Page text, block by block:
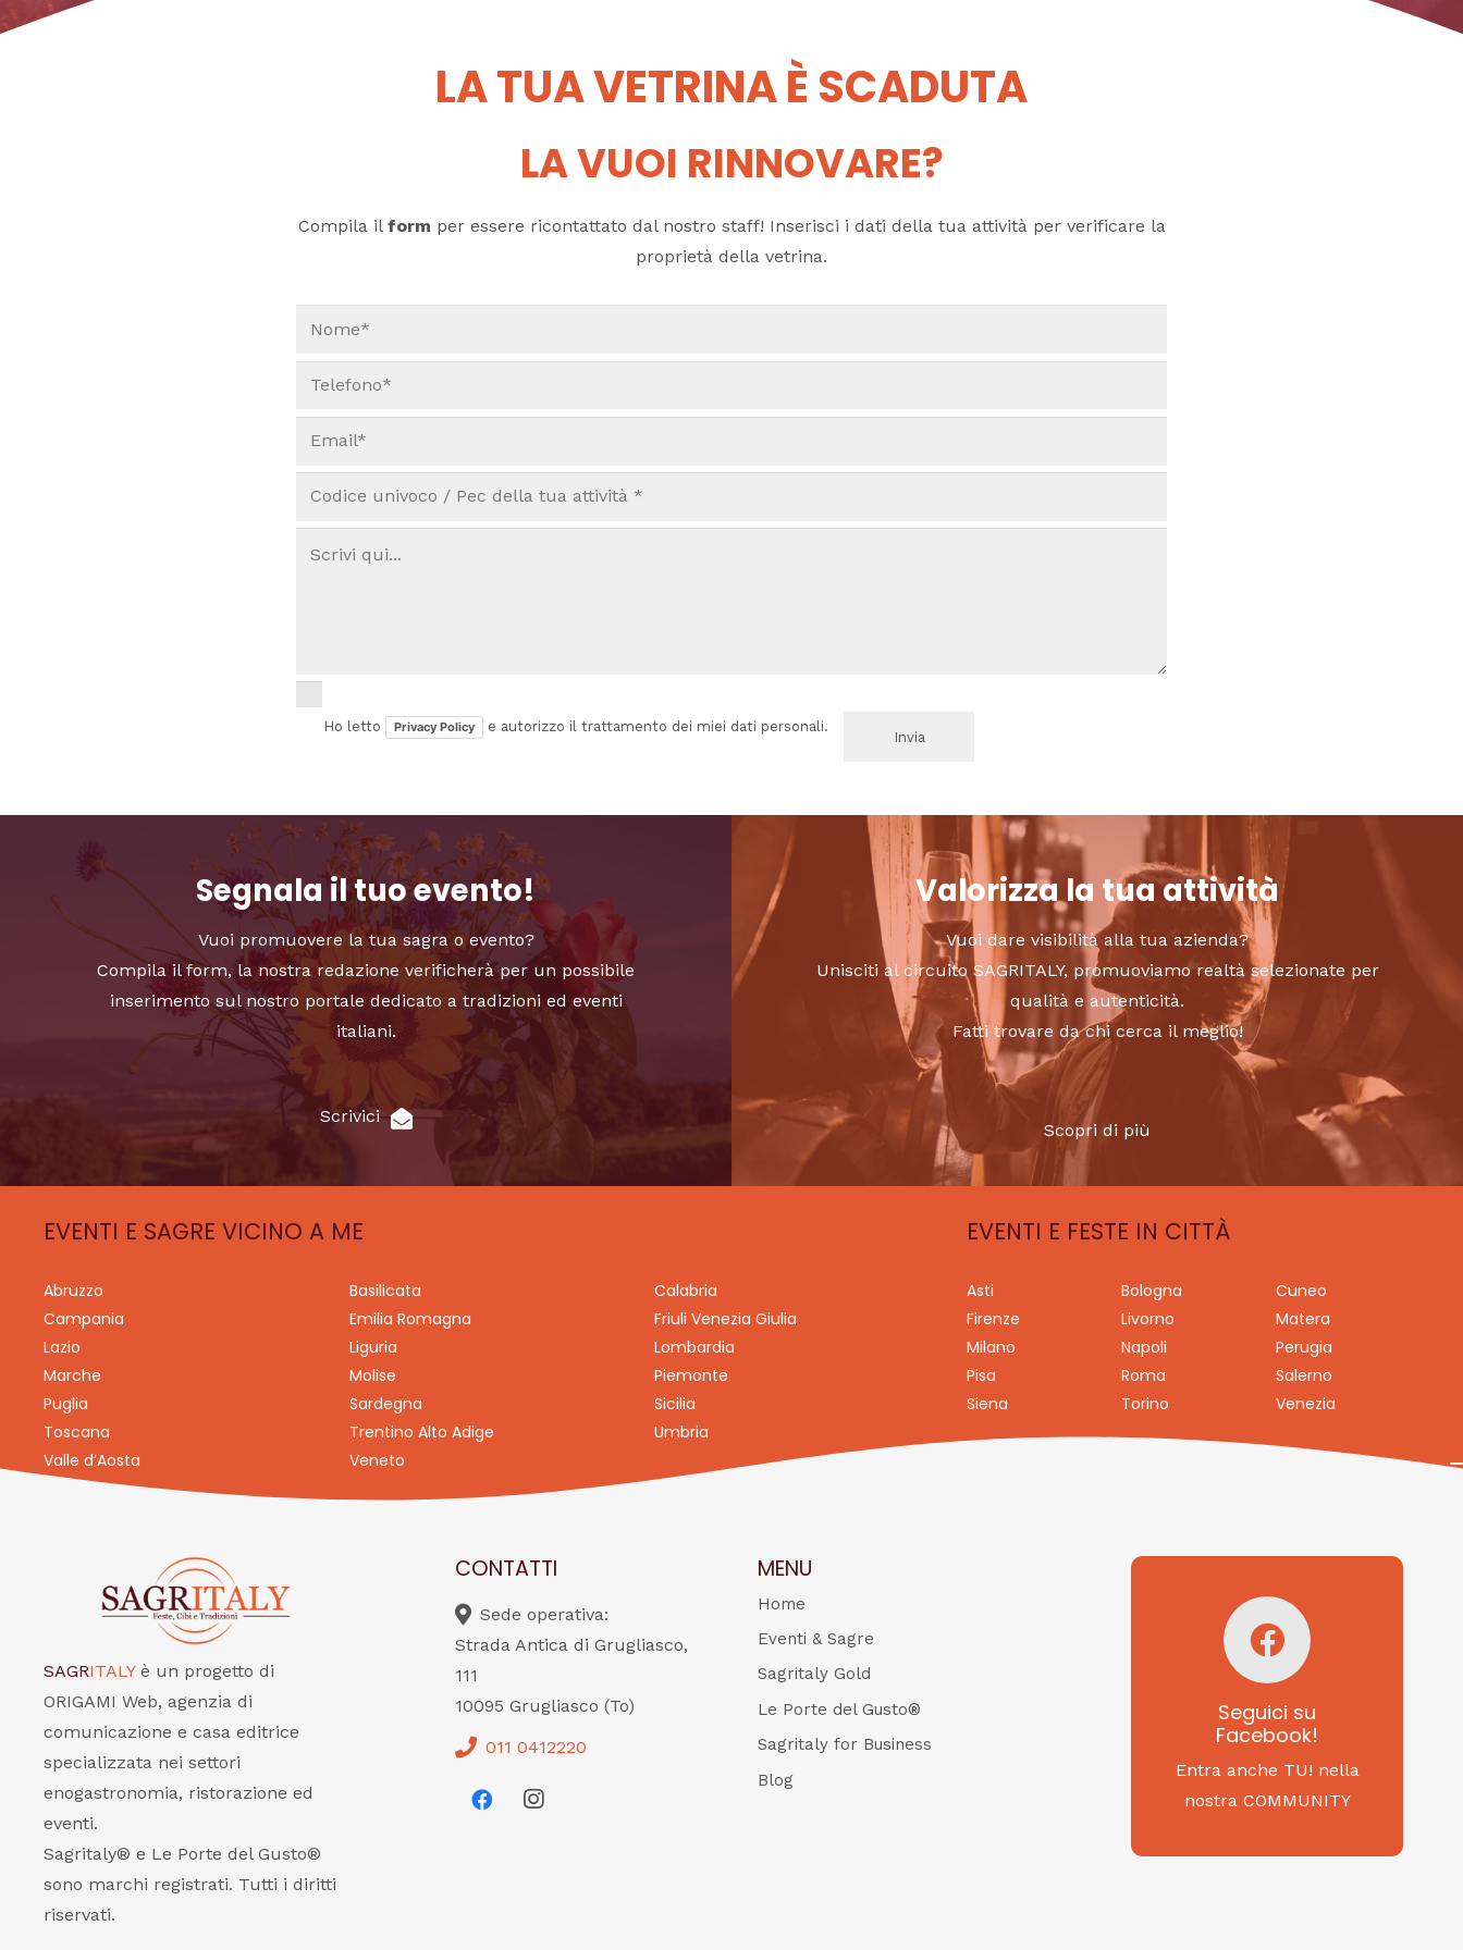
LA TUA VETRINA È SCADUTA
LA VUOI RINNOVARE?
Compila il form per essere ricontattato dal nostro staff! Inserisci i dati della tua attività per verificare la
proprietà della vetrina.
Ho letto Privacy Policy e autorizzo il trattamento dei miei dati personali.
Segnala il tuo evento!
Vuoi promuovere la tua sagra o evento?
Compila il form, la nostra redazione verificherà per un possibile
inserimento sul nostro portale dedicato a tradizioni ed eventi
italiani.
Scrivici
Valorizza la tua attività
Vuoi dare visibilità alla tua azienda?
Unisciti al circuito SAGRITALY, promuoviamo realtà selezionate per
qualità e autenticità.
Fatti trovare da chi cerca il meglio!
Scopri di più
EVENTI E SAGRE VICINO A ME
Abruzzo Basilicata
Calabria
Campania
Emilia Romagna
Friuli Venezia Giulia
Lazio
Liguria
Lombardia
Marche
Molise
Piemonte
Puglia
Sardegna
Sicilia
Toscana
Trentino Alto Adige
Umbria
Valle d’Aosta
Veneto
EVENTI E FESTE IN CITTÀ
Asti Bologna
Cuneo
Firenze
Livorno
Matera
Milano
Napoli
Perugia
Pisa
Roma
Salerno
Siena
Torino Venezia
SAGRITALY è un progetto di
ORIGAMI Web, agenzia di
comunicazione e casa editrice
specializzata nei settori
enogastronomia, ristorazione ed
eventi.
Sagritaly® e Le Porte del Gusto®
sono marchi registrati. Tutti i diritti
riservati.
CONTATTI
Sede operativa:
Strada Antica di Grugliasco,
111
10095 Grugliasco (To)
011 0412220
MENU
Home
Eventi & Sagre
Sagritaly Gold
Le Porte del Gusto®
Sagritaly for Business
Blog
Seguici su
Facebook!
Entra anche TU! nella
nostra COMMUNITY
Seguici su
Facebook!
SAGRITALY
Feste, cibi e tradizioni
da Nord a Sud...